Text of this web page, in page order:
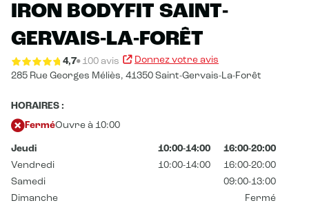
IRON BODYFIT SAINT-
GERVAIS-LA-FORÊT
4,7 100 avis
Donnez votre avis
285 Rue Georges Méliès, 41350 Saint-Gervais-La-Forêt
HORAIRES :
FerméOuvre à 10:00
Jeudi 10:00-14:00
16:00-20:00
Vendredi
10:00-14:00
16:00-20:00
Samedi
09:00-13:00
Dimanche
Fermé